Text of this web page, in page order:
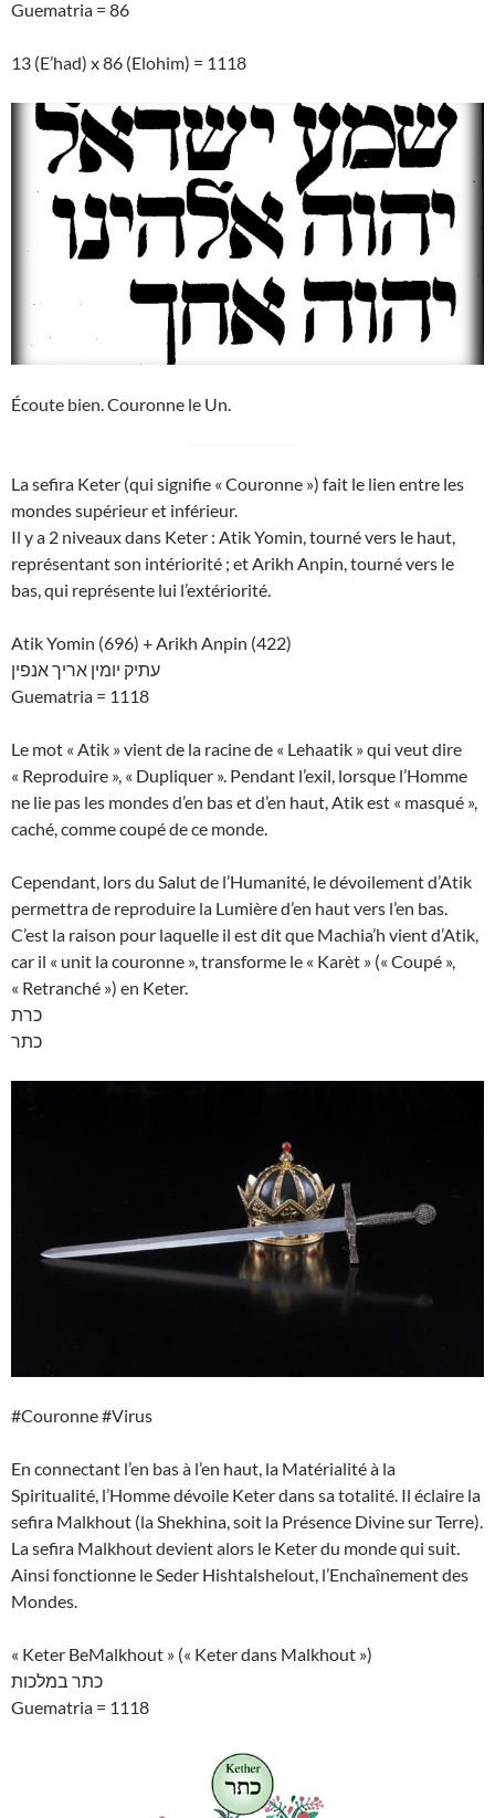
Guematria = 86
13 (E’had) x 86 (Elohim) = 1118
Écoute bien. Couronne le Un.
La sefira Keter (qui signifie « Couronne ») fait le lien entre les
mondes supérieur et inférieur.
Il y a 2 niveaux dans Keter : Atik Yomin, tourné vers le haut,
représentant son intériorité ; et Arikh Anpin, tourné vers le
bas, qui représente lui l’extériorité.
Atik Yomin (696) + Arikh Anpin (422)
עתיק יומין אריך אנפין
Guematria = 1118
Le mot « Atik » vient de la racine de « Lehaatik » qui veut dire
« Reproduire », « Dupliquer ». Pendant l’exil, lorsque l’Homme
ne lie pas les mondes d’en bas et d’en haut, Atik est « masqué »,
caché, comme coupé de ce monde.
Cependant, lors du Salut de l’Humanité, le dévoilement d’Atik
permettra de reproduire la Lumière d’en haut vers l’en bas.
C’est la raison pour laquelle il est dit que Machia’h vient d’Atik,
car il « unit la couronne », transforme le « Karèt » (« Coupé »,
« Retranché ») en Keter.
כרת
כתר
#Couronne #Virus
En connectant l’en bas à l’en haut, la Matérialité à la
Spiritualité, l’Homme dévoile Keter dans sa totalité. Il éclaire la
sefira Malkhout (la Shekhina, soit la Présence Divine sur Terre).
La sefira Malkhout devient alors le Keter du monde qui suit.
Ainsi fonctionne le Seder Hishtalshelout, l’Enchaînement des
Mondes.
« Keter BeMalkhout » (« Keter dans Malkhout »)
כתר במלכות
Guematria = 1118